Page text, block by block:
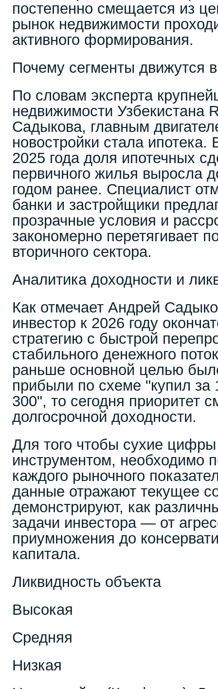
постепенно смещается из
рынок недвижимости
активного формирования.
Почему сегменты движутся
По словам эксперта
недвижимости Узбекистана
Садыкова, главным
новостройки стала ипотека.
2025 года доля ипотечных
первичного жилья выросла
годом ранее. Специалист
банки и застройщики
прозрачные условия и
закономерно перетягивает
вторичного сектора.
Аналитика доходности и
Как отмечает Андрей
инвестор к 2026 году
стратегию с быстрой
стабильного денежного
раньше основной целью
прибыли по схеме "купил за
300", то сегодня приоритет
долгосрочной доходности.
Для того чтобы сухие
инструментом, необходимо
каждого рыночного
данные отражают текущее
демонстрируют, как
задачи инвестора — от
приумножения до
капитала.
Ликвидность объекта
Высокая
Средняя
Низкая